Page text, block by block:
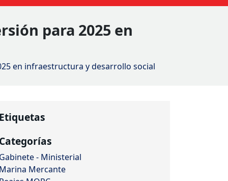
para 2025 en
en infraestructura y desarrollo social
Etiquetas
Categorías
Gabinete - Ministerial
Marina Mercante